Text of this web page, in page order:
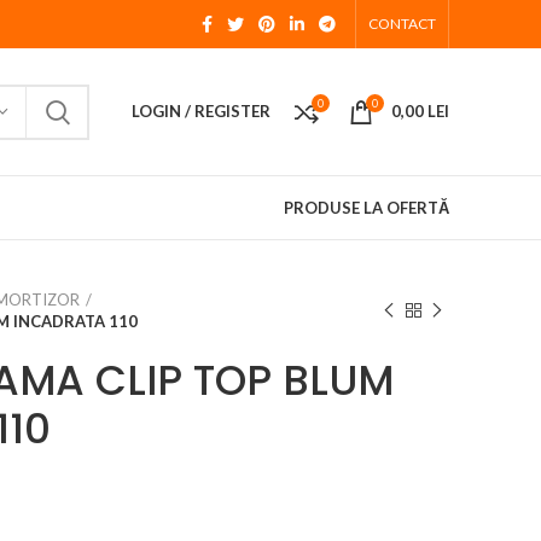
CONTACT
LOGIN / REGISTER 0 0 0,00 LEI
PRODUSE LA OFERTĂ
INCADRATA 110
CLIP TOP BLUM